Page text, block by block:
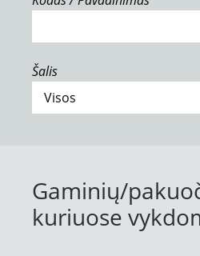
Šalis
Gaminių/
kuriuose